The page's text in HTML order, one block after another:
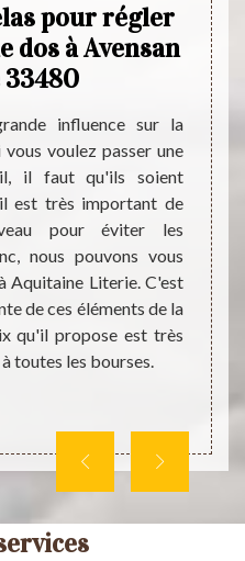
pour régler
dos à Avensan
33480
influence sur la
voulez passer une
il faut qu'ils soient
est très important de
pour éviter les
nous pouvons vous
Aquitaine Literie. C'est
de ces éléments de la
qu'il propose est très
toutes les bourses.
une
les
vous